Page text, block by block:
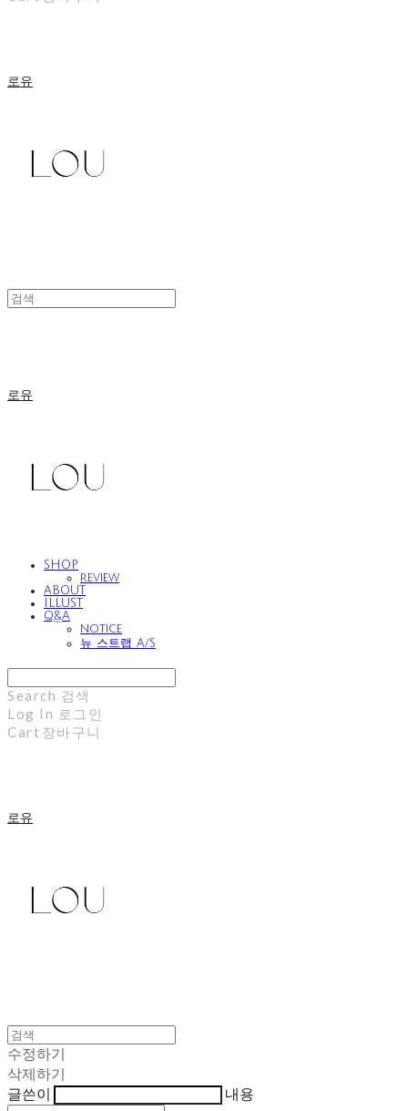
로유
로유
SHOP
review
ABOUT
ILLUST
Q&A
notice
뉴 스트랩 A/S
Search 검색
Log In 로그인
Cart 장바구니
로유
수정하기
삭제하기
글쓴이
내용